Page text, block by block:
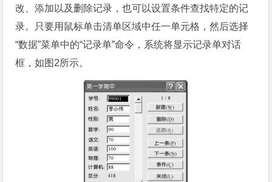
改、添加以及删除记录，也可以设置条件查找特定的记
录。只要用鼠标单击清单区域中任一单元格，然后选择
“数据”菜单中的“记录单”命令，系统将显示记录单对话
框，如图2所示。